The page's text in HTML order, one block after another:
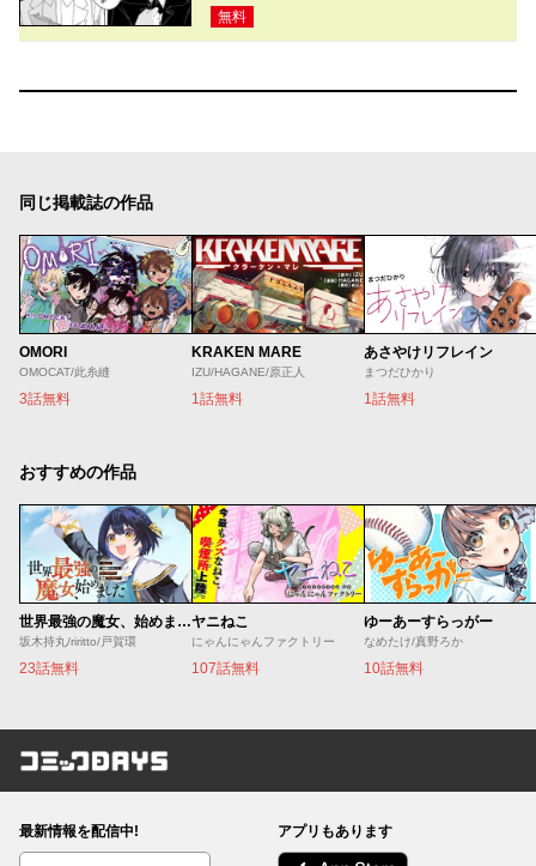
無料
同じ掲載誌の作品
OMORI
OMOCAT/此糸縫
3話無料
KRAKEN MARE
IZU/HAGANE/原正人
1話無料
あさやけリフレイン
まつだひかり
1話無料
おすすめの作品
世界最強の魔女、始めました ～私だけ『攻略サイト』を見れる世界で自由に生きます～
坂木持丸/riritto/戸賀環
23話無料
ヤニねこ
にゃんにゃんファクトリー
107話無料
ゆーあーすらっがー
なめたけ/真野ろか
10話無料
コミックDAYS
最新情報を配信中! アプリもあります